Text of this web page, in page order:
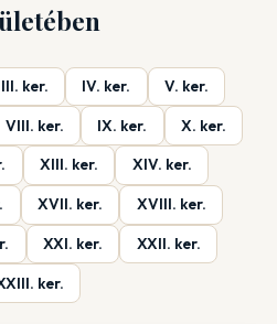
III. ker. IV. ker.
V. ker.
VIII. ker. IX. ker.
X. ker.
XIII. ker.
XIV. ker.
XVII. ker.
XVIII. ker.
XXI. ker.
XXII. ker.
ker.